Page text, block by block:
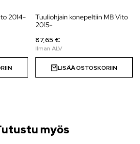
2014-
Tuuliohjain konepeltiin MB Vito
2015-
87,65 €
LISÄÄ OSTOSKORIIN
myös